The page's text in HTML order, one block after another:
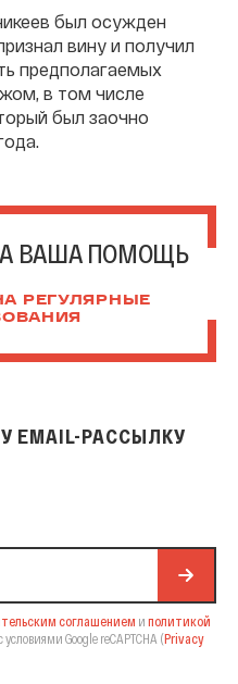
был осужден
вину и получил
предполагаемых
в том числе
был заочно
ВАША ПОМОЩЬ
РЕГУЛЯРНЫЕ
РАССЫЛКУ
соглашением и политикой
условиями Google reCAPTCHA (Privacy